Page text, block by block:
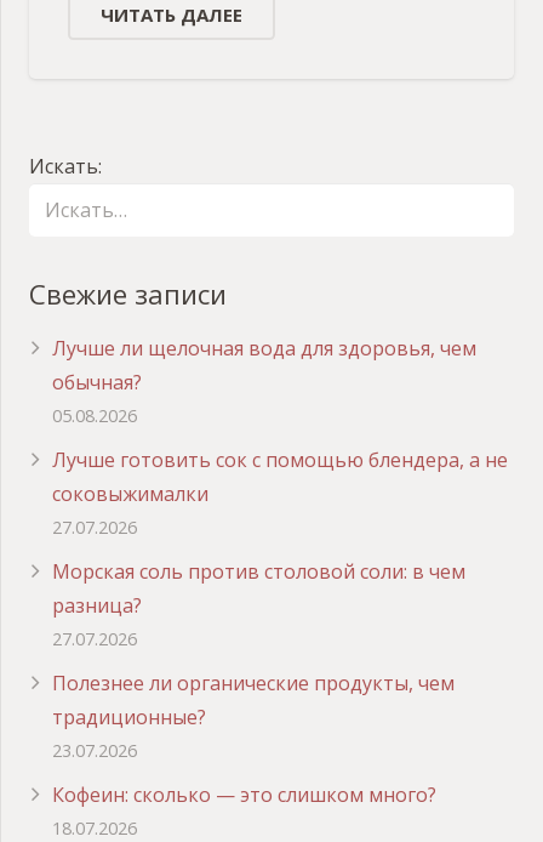
ЧИТАТЬ ДАЛЕЕ
Искать:
Свежие записи
Лучше ли щелочная вода для здоровья, чем
обычная?
05.08.2026
Лучше готовить сок с помощью блендера, а не
соковыжималки
27.07.2026
Морская соль против столовой соли: в чем
разница?
27.07.2026
Полезнее ли органические продукты, чем
традиционные?
23.07.2026
Кофеин: сколько — это слишком много?
18.07.2026